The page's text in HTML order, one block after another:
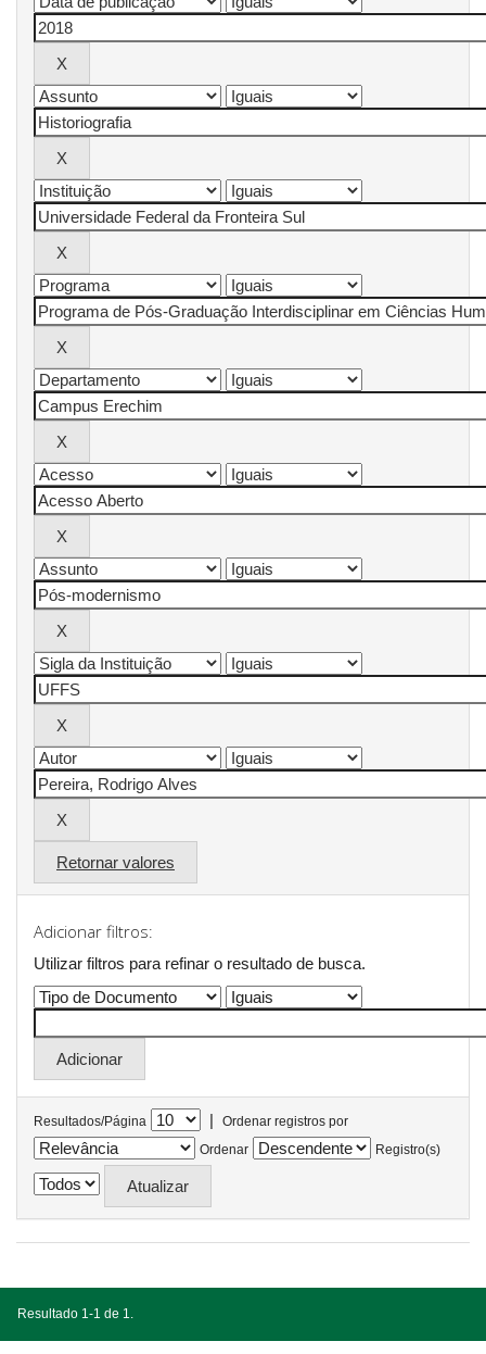
Retornar valores
Adicionar filtros:
Utilizar filtros para refinar o resultado de busca.
Resultados/Página |
Ordenar registros por
Ordenar
Registro(s)
Resultado 1-1 de 1.